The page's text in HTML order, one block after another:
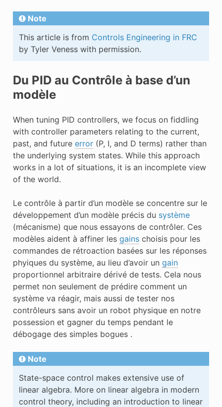
Note
This article is from Controls Engineering in FRC
by Tyler Veness with permission.
Du PID au Contrôle à base d’un
modèle
When tuning PID controllers, we focus on fiddling
with controller parameters relating to the current,
past, and future error(P, I, and D terms) rather than
the underlying system states. While this approach
works in a lot of situations, it is an incomplete view
of the world.
Le contrôle à partir d’un modèle se concentre sur le
développement d’un modèle précis du système
(mécanisme) que nous essayons de contrôler. Ces
modèles aident à affiner les gainschoisis pour les
commandes de rétroaction basées sur les réponses
phyiques du système, au lieu d’avoir un gain
proportionnel arbitraire dérivé de tests. Cela nous
permet non seulement de prédire comment un
système va réagir, mais aussi de tester nos
contrôleurs sans avoir un robot physique en notre
possession et gagner du temps pendant le
débogage des simples bogues .
Note
State-space control makes extensive use of
linear algebra. More on linear algebra in modern
control theory, including an introduction to linear